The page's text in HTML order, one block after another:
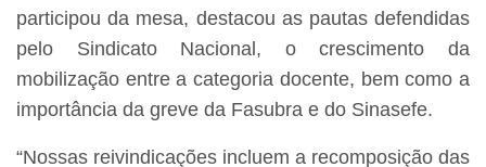
participou da mesa, destacou as pautas defendidas
pelo Sindicato Nacional, o crescimento da
mobilização entre a categoria docente, bem como a
importância da greve da Fasubra e do Sinasefe.
“Nossas reivindicações incluem a recomposição das